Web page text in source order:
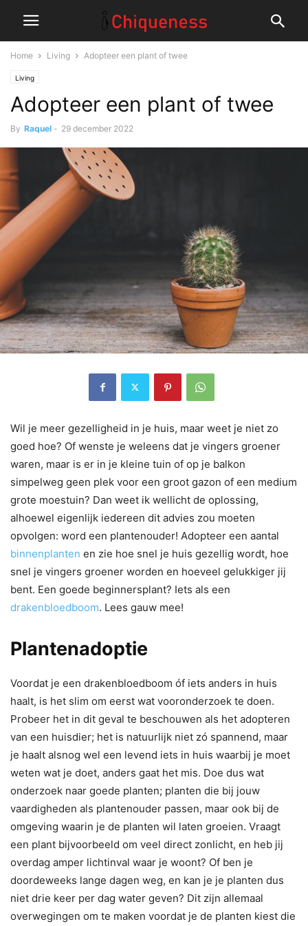
Home Living Adopteer een plant of twee
Living
Adopteer een plant of twee
By Raquel - 29 december 2022
Wil je meer gezelligheid in je huis, maar weet je niet zo
goed hoe? Of wenste je weleens dat je vingers groener
waren, maar is er in je kleine tuin of op je balkon
simpelweg geen plek voor een groot gazon of een medium
grote moestuin? Dan weet ik wellicht de oplossing,
alhoewel eigenlijk iedereen dit advies zou moeten
opvolgen: word een plantenouder! Adopteer een aantal
binnenplanten en zie hoe snel je huis gezellig wordt, hoe
snel je vingers groener worden en hoeveel gelukkiger jij
bent. Een goede beginnersplant? Iets als een
drakenbloedboom. Lees gauw mee!
Plantenadoptie
Voordat je een drakenbloedboom óf iets anders in huis
haalt, is het slim om eerst wat vooronderzoek te doen.
Probeer het in dit geval te beschouwen als het adopteren
van een huisdier; het is natuurlijk niet zó spannend, maar
je haalt alsnog wel een levend iets in huis waarbij je moet
weten wat je doet, anders gaat het mis. Doe dus wat
onderzoek naar goede planten; planten die bij jouw
vaardigheden als plantenouder passen, maar ook bij de
omgeving waarin je de planten wil laten groeien. Vraagt
een plant bijvoorbeeld om veel direct zonlicht, en heb jij
overdag amper lichtinval waar je woont? Of ben je
doordeweeks lange dagen weg, en kan je je planten dus
niet drie keer per dag water geven? Dit zijn allemaal
overwegingen om te maken voordat je de planten kiest die